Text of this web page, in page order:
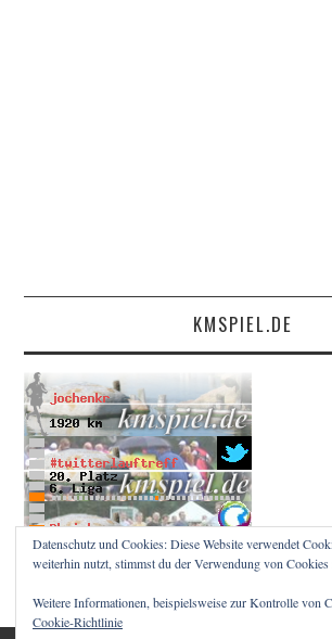
KMSPIEL.DE
Datenschutz und Cookies: Diese Website verwendet
weiterhin nutzt, stimmst du der Verwendung von Cookies
Weitere Informationen, beispielsweise zur Kontrolle von
Cookie-Richtlinie